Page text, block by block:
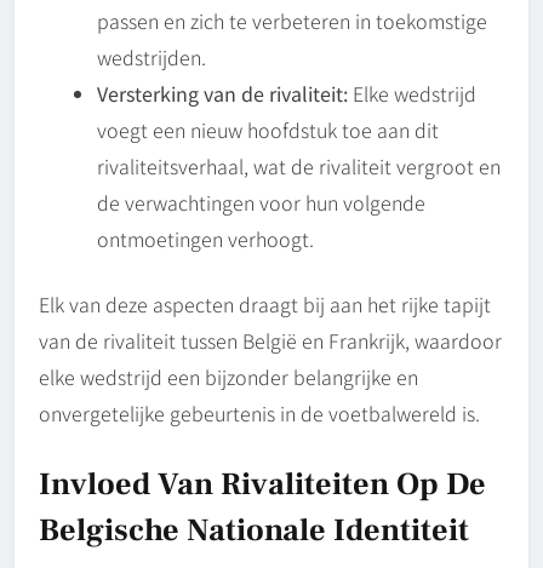
passen en zich te verbeteren in toekomstige
wedstrijden.
Versterking van de rivaliteit: Elke wedstrijd
voegt een nieuw hoofdstuk toe aan dit
rivaliteitsverhaal, wat de rivaliteit vergroot en
de verwachtingen voor hun volgende
ontmoetingen verhoogt.
Elk van deze aspecten draagt bij aan het rijke tapijt
van de rivaliteit tussen België en Frankrijk, waardoor
elke wedstrijd een bijzonder belangrijke en
onvergetelijke gebeurtenis in de voetbalwereld is.
Invloed Van Rivaliteiten Op De
Belgische Nationale Identiteit